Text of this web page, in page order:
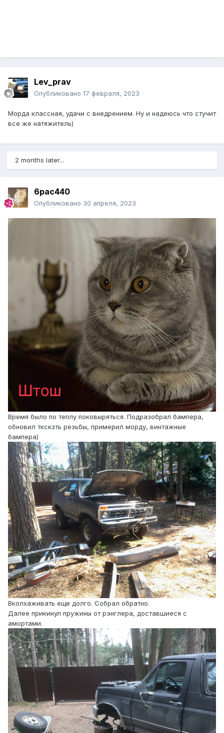
Lev_prav
Опубликовано 17 февраля, 2023
Морда классная, удачи с внедрением. Ну и надеюсь что стучит
все же натяжитель)
2 months later...
6pac440
Опубликовано 30 апреля, 2023
Время было по теплу поковыряться. Подразобрал бампера,
обновил ткскзть резьбы, примерил морду, винтажные
бампера)
Вколхаживать еще долго. Собрал обратно.
Далее прикинул пружины от рэнглера, доставшиеся с
амортами.